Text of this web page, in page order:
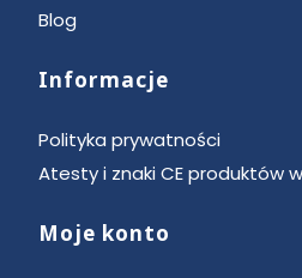
Blog
Informacje
Polityka prywatności
Atesty i znaki CE produktów
Moje konto